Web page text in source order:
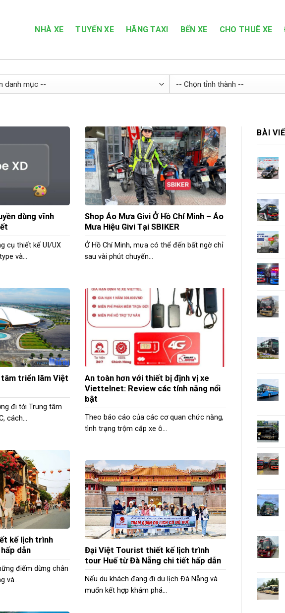
NHÀ XE TUYẾN XE HÃNG TAXI BẾN XE CHO THUÊ XE
dùng vĩnh
cụ thiết kế UI/UX
và...
Shop Áo Mưa Givi Ở Hồ Chí Minh – Áo
Mưa Hiệu Givi Tại SBIKER
Ở Hồ Chí Minh, mưa có thể đến bất ngờ chỉ
sau vài phút chuyển...
triển lãm Việt
đi tới Trung tâm
cách...
An toàn hơn với thiết bị định vị xe
Viettelnet: Review các tính năng nổi
bật
Theo báo cáo của các cơ quan chức năng,
tình trạng trộm cắp xe ô...
kế lịch trình
dẫn
điểm dừng chân
và...
Đại Việt Tourist thiết kế lịch trình
tour Huế từ Đà Nẵng chi tiết hấp dẫn
Nếu du khách đang đi du lịch Đà Nẵng và
muốn kết hợp khám phá...
BÀI